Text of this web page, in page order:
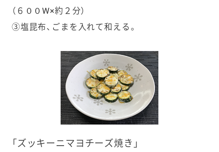
（６００W×約２分）
③塩昆布、ごまを入れて和える。
「ズッキーニマヨチーズ焼き」